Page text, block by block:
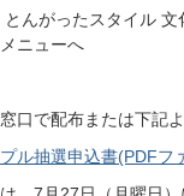
とんがったスタイル
ニューへ
口で配布または下記
ル抽選申込書(PDFフ